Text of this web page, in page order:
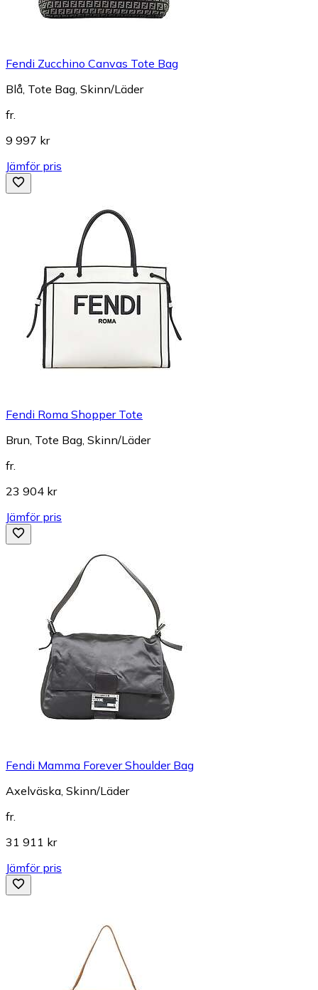
Fendi Zucchino Canvas Tote Bag
Blå, Tote Bag, Skinn/Läder
fr.
9 997 kr
Jämför pris
Fendi Roma Shopper Tote
Brun, Tote Bag, Skinn/Läder
fr.
23 904 kr
Jämför pris
Fendi Mamma Forever Shoulder Bag
Axelväska, Skinn/Läder
fr.
31 911 kr
Jämför pris